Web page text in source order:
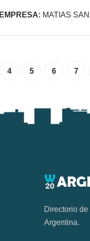
EMPRESA: MATIAS
4 5 6 7
Directorio
Argentina.